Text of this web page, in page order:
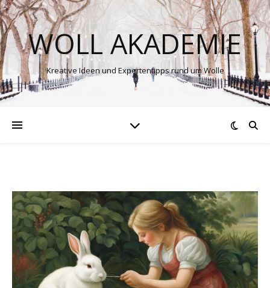
WOLL AKADEMIE
Kreative Ideen und Expertentipps rund um Wolle